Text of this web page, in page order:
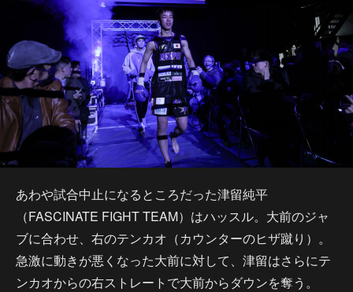
あわや試合中止になるところだった津留純平
（FASCINATE FIGHT TEAM）はハッスル。大前のジャ
ブに合わせ、右のテンカオ（カウンターのヒザ蹴り）。
急激に動きが悪くなった大前に対して、津留はさらにテ
ンカオからの右ストレートで大前からダウンを奪う。